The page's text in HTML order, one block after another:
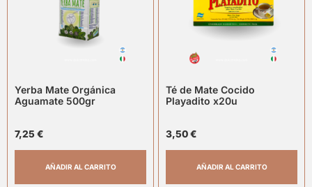
Yerba Mate Orgánica
Aguamate 500gr
7,25 €
AÑADIR AL CARRITO
Té de Mate Cocido
Playadito x20u
3,50€
AÑADIR AL CARRITO